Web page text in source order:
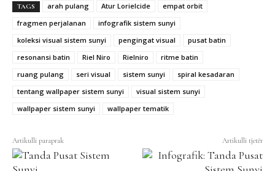
TAGS arah pulang Atur Lorielcide
empat orbit
fragmen perjalanan
infografik sistem sunyi
koleksi visual sistem sunyi
pengingat visual
pusat batin
resonansi batin
Riel Niro Rielniro
ritme batin
ruang pulang
seri visual sistem sunyi
spiral kesadaran
tentang wallpaper sistem sunyi
visual sistem sunyi
wallpaper sistem sunyi
wallpaper tematik
Artikulli paraprak Artikulli tjetër